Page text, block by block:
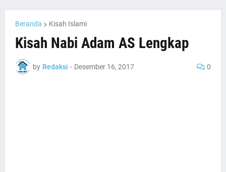
Beranda Kisah Islami
Kisah Nabi Adam AS Lengkap
by Redaksi - Desember 16, 2017 0